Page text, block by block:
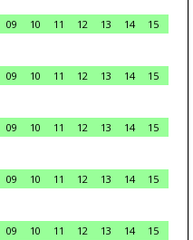
09 10 11 12 13 14
15
09 10 11 12 13 14
15
09 10 11 12 13 14
15
09 10 11 12 13 14
15
09 10 11 12 13 14
15